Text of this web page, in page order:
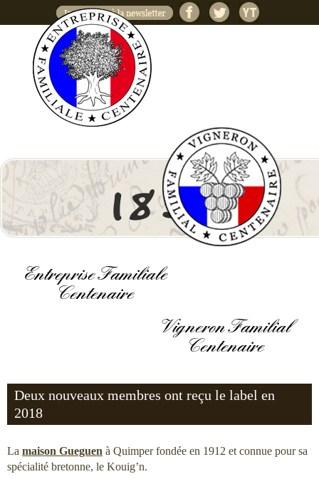
Jump to navigation
1845
Entreprise Familiale
Centenaire
Vigneron Familial
Centenaire
Deux nouveaux membres ont reçu le label en
2018
La maison Gueguen à Quimper fondée en 1912 et connue pour sa
spécialité bretonne, le Kouig’n.